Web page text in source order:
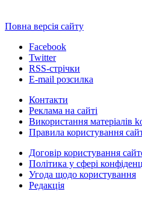
Повна версія сайту
Facebook
Twitter
RSS-стрічки
E-mail розсилка
Контакти
Реклама на сайті
Використання матеріалів
Правила користування
Договір користування
Політика у сфері
Угода щодо користування
Редакція